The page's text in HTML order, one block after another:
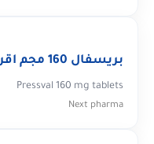
بريسفال 160 مجم اقراص
Pressval 160 mg tablets
Next pharma